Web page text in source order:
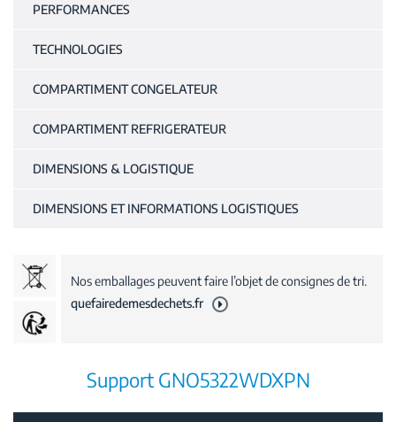
PERFORMANCES
TECHNOLOGIES
COMPARTIMENT CONGELATEUR
COMPARTIMENT REFRIGERATEUR
DIMENSIONS & LOGISTIQUE
DIMENSIONS ET INFORMATIONS LOGISTIQUES
Nos emballages peuvent faire l’objet de consignes de tri.
quefairedemesdechets.fr
Support GNO5322WDXPN